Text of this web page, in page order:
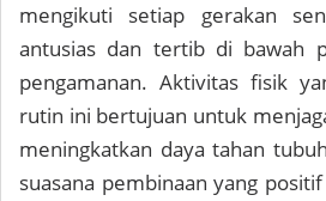
mengikuti setiap gerakan
antusias dan tertib di bawah
pengamanan. Aktivitas fisik
rutin ini bertujuan untuk
meningkatkan daya tahan
suasana pembinaan yang